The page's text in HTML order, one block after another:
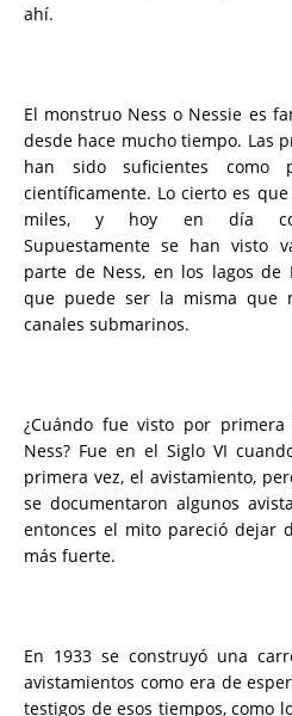
ahí.
El monstruo Ness o Nessie es
desde hace mucho tiempo. Las
han sido suficientes como
científicamente. Lo cierto es
miles, y hoy en día
Supuestamente se han visto
parte de Ness, en los lagos de
que puede ser la misma que
canales submarinos.
¿Cuándo fue visto por
Ness? Fue en el Siglo VI
primera vez, el avistamiento,
se documentaron algunos
entonces el mito pareció dejar
más fuerte.
En 1933 se construyó una
avistamientos como era de
testigos de esos tiempos, como